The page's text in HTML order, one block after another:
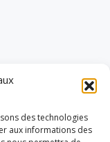
des technologies
aux informations des